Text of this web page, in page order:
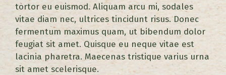
tortor eu euismod. Aliquam arcu mi, sodales
vitae diam nec, ultrices tincidunt risus. Donec
fermentum maximus quam, ut bibendum dolor
feugiat sit amet. Quisque eu neque vitae est
lacinia pharetra. Maecenas tristique varius urna
sit amet scelerisque.